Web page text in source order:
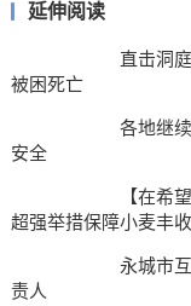
延伸阅读
直击洞
被困死亡
各地继
安全
【在希
超强举措保障小麦丰收
永城市
责人